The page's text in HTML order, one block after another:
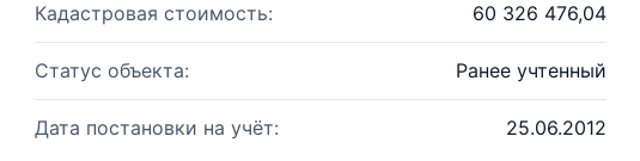
Кадастровая стоимость: 60 326 476,04
Статус объекта: Ранее учтенный
Дата постановки на учёт: 25.06.2012